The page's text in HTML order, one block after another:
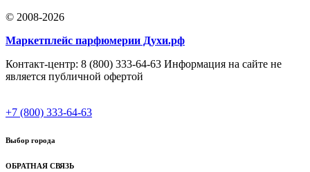
© 2008-2026
Маркетплейс парфюмерии Духи.рф
Контакт-центр: 8 (800) 333-64-63 Информация на сайте не
является публичной офертой
+7 (800) 333-64-63
Выбор города
ОБРАТНАЯ СВЯЗЬ